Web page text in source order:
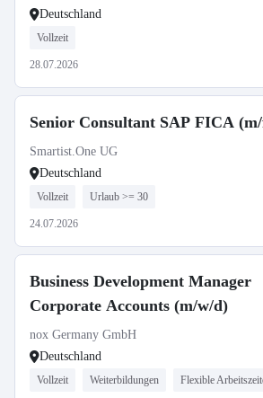
Deutschland
Vollzeit
28.07.2026
Senior Consultant SAP FICA
Smartist.One UG
Deutschland
Vollzeit Urlaub >= 30
24.07.2026
Business Development Manager
Corporate Accounts (m/w/d)
nox Germany GmbH
Deutschland
Vollzeit Weiterbildungen Flexible